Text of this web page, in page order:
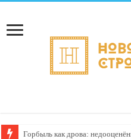
Горбыль как дрова: